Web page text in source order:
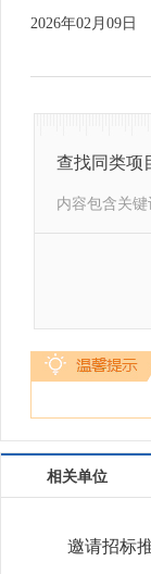
2026年02月09日
查找同类项
内容包含关键
相关单位
邀请招标